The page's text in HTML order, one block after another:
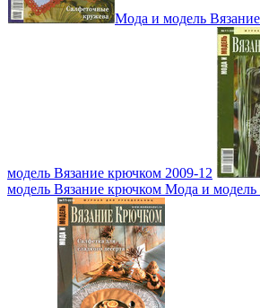
Мода и модель
модель Вязание крючком 2009-12
модель Вязание крючком Мода и